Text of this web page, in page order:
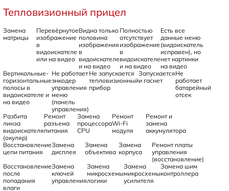
Тепловизионный прицел
Замена
матрицы
Перевёрнутое
изображение
в
видоискателе
или на видео
Видна только
половина
изображения
в
видоискателе
и на видео
Полностью
отсутствует
изображение
в
видоискателе
и на видео
Есть все
данные меню
(видоискатель
исправен), но
нет картинки
на видео
Вертикальные-
горизонтальные
полосы в
видоискателе и
на видео
Не работает
энкодер
управления
меню
(панель
управления)
Не запускается
тепловизионный
прибор
Запускается
и гаснет
Не
работает
батарейный
отсек
Разбита
линза
видоискателя
(окуляр)
Ремонт
разъема
питания
Замена
процессора
CPU
Ремонт
Wi-Fi
модуля
Ремонт и
замена
аккумулятора
Восстановление
цепи питания
Замена
дисплея
Замена
объектива
Замена
корпуса
Ремонт платы
управления
(восстановление)
Восстановление
после
попадания
влаги
Замена
ключей
управления
Замена
микросхемы
логики
Замена
микросхемы
усилителя
Замена шим
контроллера